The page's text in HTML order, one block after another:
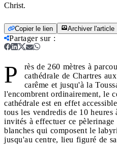
Christ.
Copier le lien Archiver l'article
Partager sur:
P
rès de 260 mètres à
cathédrale de Chartres
carême et jusqu'à la
l'encombrent ordinairement, le
cathédrale est en effet
tous les vendredis de 10
invités à effectuer ce
blanches qui composent le
jusqu'au centre, lieu figuré de